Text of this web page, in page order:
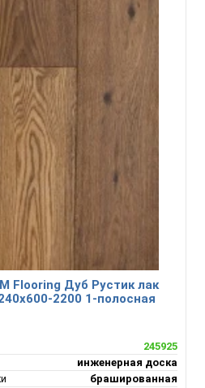
Flooring Дуб Рустик лак
2200 1-полосная
245925
инженерная доска
брашированная